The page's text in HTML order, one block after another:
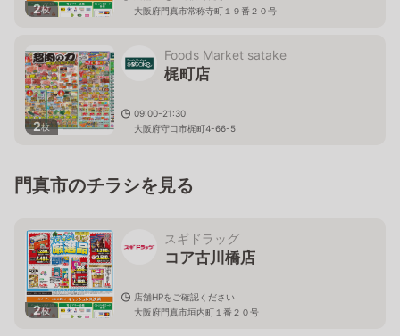
2枚
大阪府門真市常称寺町１９番２０号
2枚
Foods Market satake
梶町店
09:00-21:30
大阪府守口市梶町4-66-5
門真市のチラシを見る
2枚
スギドラッグ
コア古川橋店
店舗HPをご確認ください
大阪府門真市垣内町１番２０号